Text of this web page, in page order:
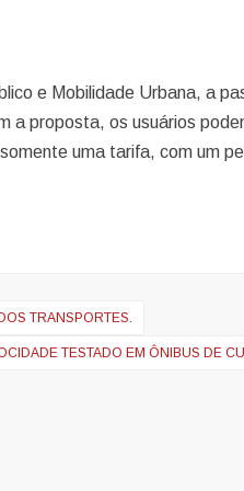
e Mobilidade Urbana, a
proposta, os usuários
uma tarifa, com um
TRANSPORTES.
TESTADO EM ÔNIBUS DE